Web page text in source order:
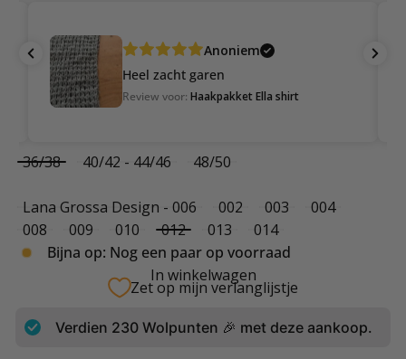
Anoniem
Heel zacht garen
Review voor: Haakpakket Ella shirt
Size
36/38 40/42 - 44/46 Variant uitverkocht of niet
48/50
Color
Lana Grossa Design - 006 Variant uitverkocht of niet
002 Variant uitverkocht of
003 Variant
004Variant
008 Variant uitverkocht of niet beschikbaar
009 Variant uitverkocht of niet beschikbaar
010 Variant uitverkocht of niet beschikbaar
012 013 Variant uitverkocht of
014Variant
Bijna op: Nog een paar op voorraad
In winkelwagen
Zet op mijn verlanglijstje
Verdien 230 Wolpunten 🎉 met deze aankoop.